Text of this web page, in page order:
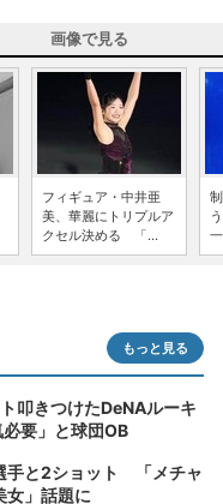
画像で見る
フィギュア・中井亜
美、華麗にトリプルア
クセル決める 「...
もっと見る
叩きつけたDeNAルーキ
要」と球団OB
手と2ショット 「メチャ
女」話題に